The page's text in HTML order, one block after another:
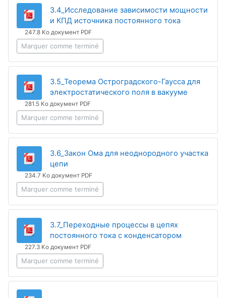
3.4_Исследование зависимости мощности
и КПД источника постоянного токаFichier
247.8 Ko документ PDF
Marquer comme terminé
3.5_Теорема Остроградского-Гаусса для
электростатического поля в вакууме
281.5 Ko документ PDF
Marquer comme terminé
3.6_Закон Ома для неоднородного участка
цепи
234.7 Ko документ PDF
Marquer comme terminé
3.7_Переходные процессы в цепях
постоянного тока с конденсатором
227.3 Ko документ PDF
Marquer comme terminé